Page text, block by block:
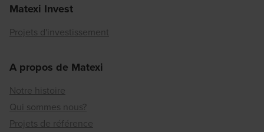
Matexi Invest
Projets d'investissement
A propos de Matexi
Notre histoire
Qui sommes nous?
Projets de référence